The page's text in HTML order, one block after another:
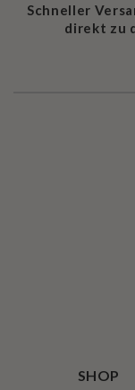
Schneller
direkt zu
SHOP